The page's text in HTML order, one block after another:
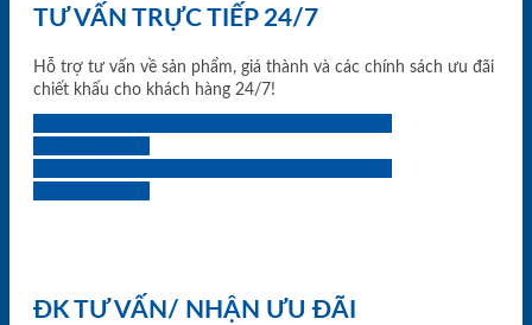
TƯ VẤN TRỰC TIẾP 24/7
Hỗ trợ tư vấn về sản phẩm, giá thành và các chính sách ưu đãi
chiết khấu cho khách hàng 24/7!
ĐK TƯ VẤN/ NHẬN ƯU ĐÃI